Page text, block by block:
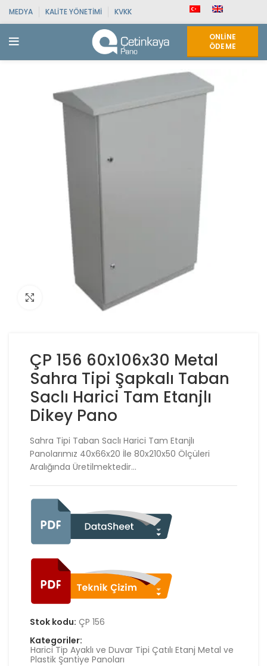
MEDYA KALITE YÖNETIMI KVKK
ONLINE
ÖDEME
Click to enlarge
ÇP 156 60x106x30 Metal
Sahra Tipi Şapkalı Taban
Saclı Harici Tam Etanjlı
Dikey Pano
Sahra Tipi Taban Saclı Harici Tam Etanjlı
Panolarımız 40x66x20 İle 80x210x50 Ölçüleri
Aralığında Üretilmektedir…
Stok kodu: ÇP 156
Kategoriler:
Harici Tip Ayaklı ve Duvar Tipi Çatılı Etanj Metal ve
Plastik Şantiye Panoları